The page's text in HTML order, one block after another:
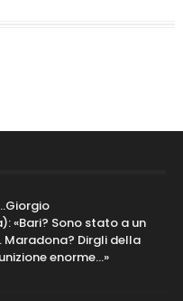
«Bari? Sono stato a un
Maradona? Dirgli della
enorme…»